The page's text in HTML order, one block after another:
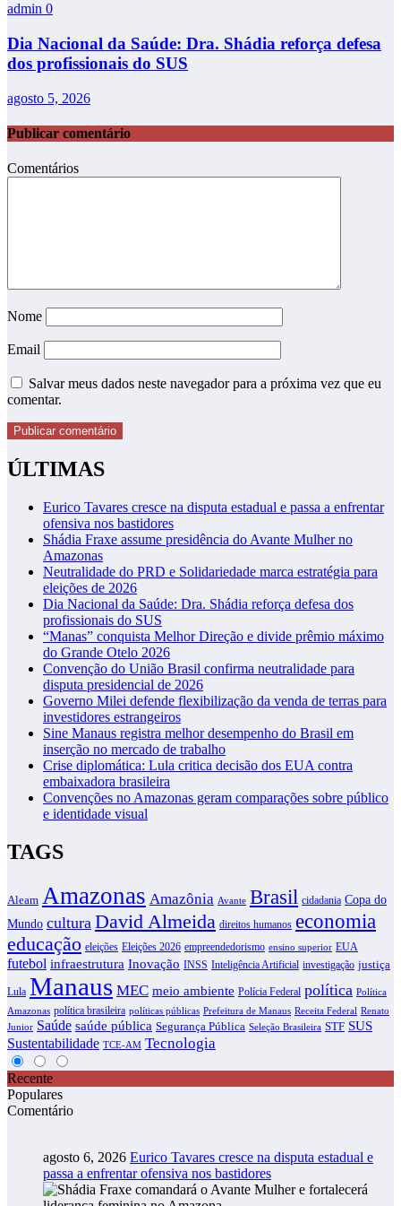
admin 0
Dia Nacional da Saúde: Dra. Shádia reforça defesa
dos profissionais do SUS
agosto 5, 2026
Publicar comentário
Comentários
Nome
Email
Salvar meus dados neste navegador para a próxima vez que eu
comentar.
ÚLTIMAS
Eurico Tavares cresce na disputa estadual e passa a enfrentar
ofensiva nos bastidores
Shádia Fraxe assume presidência do Avante Mulher no
Amazonas
Neutralidade do PRD e Solidariedade marca estratégia para
eleições de 2026
Dia Nacional da Saúde: Dra. Shádia reforça defesa dos
profissionais do SUS
“Manas” conquista Melhor Direção e divide prêmio máximo
do Grande Otelo 2026
Convenção do União Brasil confirma neutralidade para
disputa presidencial de 2026
Governo Milei defende flexibilização da venda de terras para
investidores estrangeiros
Sine Manaus registra melhor desempenho do Brasil em
inserção no mercado de trabalho
Crise diplomática: Lula critica decisão dos EUA contra
embaixadora brasileira
Convenções no Amazonas geram comparações sobre público
e identidade visual
TAGS
Aleam Amazonas Amazônia Avante Brasil cidadania Copa do
Mundo cultura David Almeida direitos humanos economia
educação eleições Eleições 2026 empreendedorismo ensino superior EUA
futebol infraestrutura Inovação INSS Inteligência Artificial investigação justiça
Lula Manaus MEC meio ambiente Polícia Federal política Política
Amazonas política brasileira políticas públicas Prefeitura de Manaus Receita Federal Renato
Junior Saúde saúde pública Segurança Pública Seleção Brasileira STF SUS
Sustentabilidade TCE-AM Tecnologia
Recente
Populares
Comentário
agosto 6, 2026 Eurico Tavares cresce na disputa estadual e
passa a enfrentar ofensiva nos bastidores